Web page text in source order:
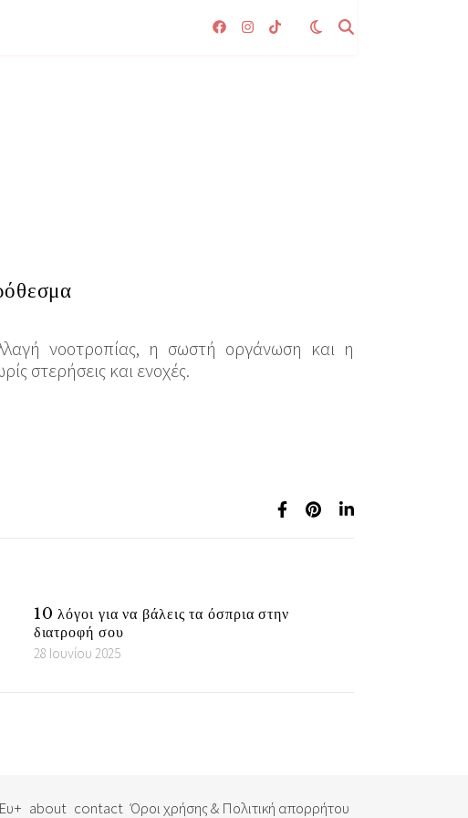
νοοτροπίας, η σωστή οργάνωση και η
στερήσεις και ενοχές.
10 λόγοι για να βάλεις τα όσπρια στην
διατροφή σου
28 Ιουνίου 2025
Ευ+ about contact Όροι χρήσης & Πολιτική απορρήτου